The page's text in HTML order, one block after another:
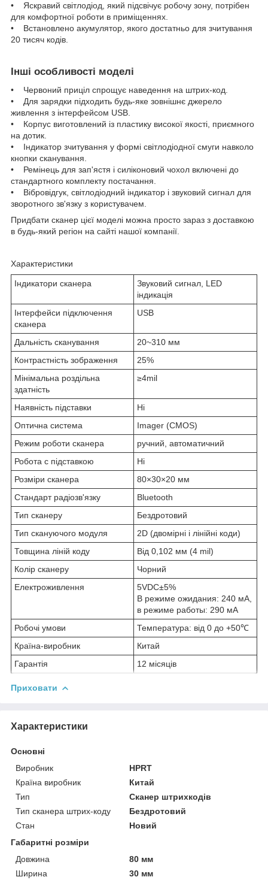
• Яскравий світлодіод, який підсвічує робочу зону, потрібен
для комфортної роботи в приміщеннях.
• Встановлено акумулятор, якого достатньо для зчитування
20 тисяч кодів.
Інші особливості моделі
• Червоний приціл спрощує наведення на штрих-код.
• Для зарядки підходить будь-яке зовнішнє джерело
живлення з інтерфейсом USB.
• Корпус виготовлений із пластику високої якості, приємного
на дотик.
• Індикатор зчитування у формі світлодіодної смуги навколо
кнопки сканування.
• Ремінець для зап'ястя і силіконовий чохол включені до
стандартного комплекту постачання.
• Вібровідгук, світлодіодний індикатор і звуковий сигнал для
зворотного зв'язку з користувачем.
Придбати сканер цієї моделі можна просто зараз з доставкою
в будь-який регіон на сайті нашої компанії.
Характеристики
Індикатори сканера
Звуковий сигнал, LED
індикація
Інтерфейси підключення
сканера
USB
Дальність сканування
20~310 мм
Контрастність зображення
25%
Мінімальна роздільна
здатність
≥4mil
Наявність підставки
Ні
Оптична система
Imager (CMOS)
Режим роботи сканера
ручний, автоматичний
Робота с підставкою
Ні
Розміри сканера
80×30×20 мм
Стандарт радіозв'язку
Bluetooth
Тип сканеру
Бездротовий
Тип скануючого модуля
2D (двомірні і лінійні коди)
Товщина ліній коду
Від 0,102 мм (4 mil)
Колір сканеру
Чорний
Електроживлення
5VDC±5%
В режиме ожидания: 240 мА,
в режиме работы: 290 мА
Робочі умови
Температура: від 0 до +50℃
Країна-виробник
Китай
Гарантія
12 місяців
Приховати
Характеристики
Основні
Виробник
HPRT
Країна виробник
Китай
Тип
Сканер штрихкодів
Тип сканера штрих-коду
Бездротовий
Стан
Новий
Габаритні розміри
Довжина
80 мм
Ширина
30 мм